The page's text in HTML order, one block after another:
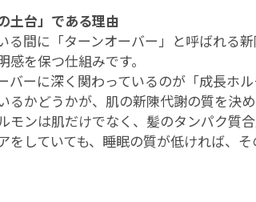
土台」である理由
る間に「ターンオーバー」と呼ばれる
感を保つ仕組みです。
バーに深く関わっているのが「成長ホ
るかどうかが、肌の新陳代謝の質を決め
モンは肌だけでなく、髪のタンパク質
をしていても、睡眠の質が低ければ、